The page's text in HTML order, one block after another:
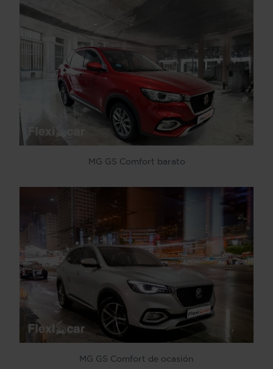
MG GS Comfort barato
MG GS Comfort de ocasión